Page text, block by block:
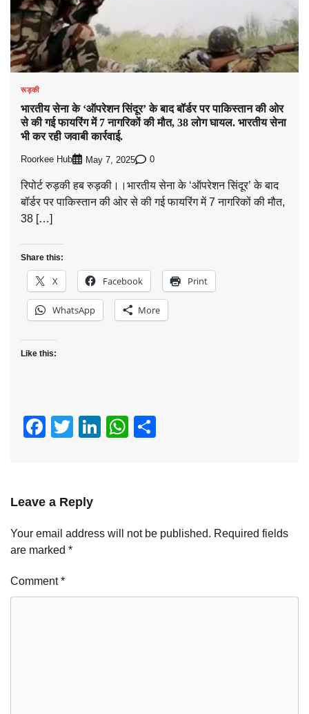
रूड़की
भारतीय सेना के ‘ऑपरेशन सिंदूर’ के बाद बॉर्डर पर पाकिस्तान की ओर
से की गई फायरिंग में 7 नागरिकों की मौत, 38 लोग घायल. भारतीय सेना
भी कर रही जवाबी कार्रवाई.
Roorkee Hub May 7, 2025 0
रिपोर्ट रुड़की हब रुड़की।।भारतीय सेना के ‘ऑपरेशन सिंदूर’ के बाद
बॉर्डर पर पाकिस्तान की ओर से की गई फायरिंग में 7 नागरिकों की मौत,
38 […]
Share this:
X Facebook Print
WhatsApp More
Like this:
Facebook
Twitter
LinkedIn
WhatsApp
Leave a Reply
Your email address will not be published. Required fields
are marked *
Comment*